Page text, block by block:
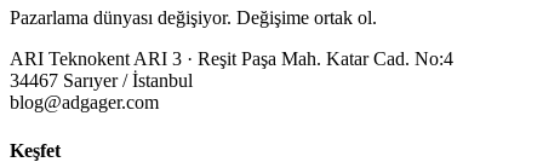
Pazarlama dünyası değişiyor. Değişime ortak ol.
ARI Teknokent ARI 3 · Reşit Paşa Mah. Katar Cad. No:4
34467 Sarıyer / İstanbul
blog@adgager.com
Keşfet